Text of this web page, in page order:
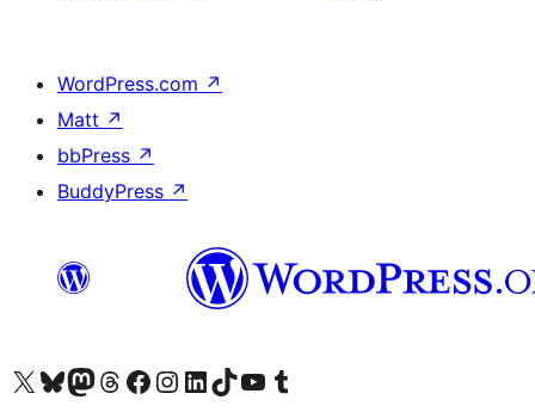
WordPress.com ↗
Matt ↗
bbPress ↗
BuddyPress ↗
X (eski Twitter) hesabımıza bakın
Bluesky hesabımızı ziyaret edinMastodon hesabımızı ziyaret edinThreads hesabımızı ziyaret edinFacebook sayfamızı ziyaret edinInstagram hesabımızı ziyaret edinLinkedIn hesabımızı ziyaret edinTikTok hesabımızı ziyaret edinYouTube kanalımızı ziyaret edinTumblr hesabımızı ziyaret edin